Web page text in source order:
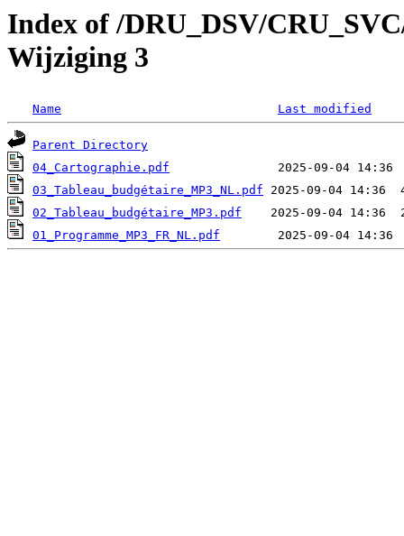
Index of /DRU_DSV/
Wijziging 3
Name Last modified
Parent Directory
04_Cartographie.pdf
03_Tableau_budgétaire_MP3_NL.pdf
02_Tableau_budgétaire_MP3.pdf
01_Programme_MP3_FR_NL.pdf